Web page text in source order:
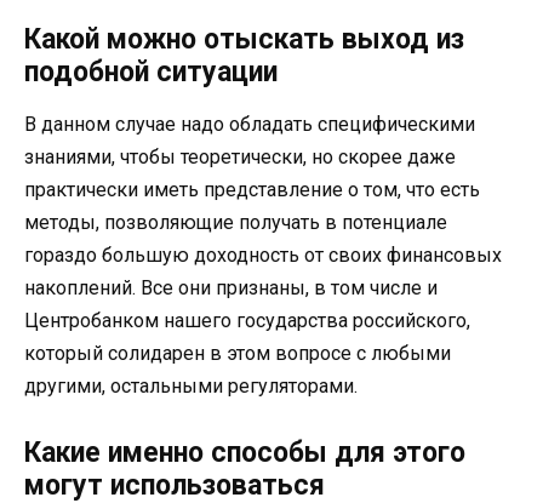
Какой можно отыскать выход из
подобной ситуации
В данном случае надо обладать специфическими
знаниями, чтобы теоретически, но скорее даже
практически иметь представление о том, что есть
методы, позволяющие получать в потенциале
гораздо большую доходность от своих финансовых
накоплений. Все они признаны, в том числе и
Центробанком нашего государства российского,
который солидарен в этом вопросе с любыми
другими, остальными регуляторами.
Какие именно способы для этого
могут использоваться